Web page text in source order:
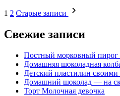
1 2 Старые записи
Свежие записи
Постный морковный пирог
Домашняя шоколадная
Детский пластилин своими
Домашний шоколад — на
Торт Молочная девочка